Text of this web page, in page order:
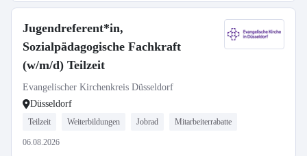
Jugendreferent*in,
Sozialpädagogische Fachkraft
(w/m/d) Teilzeit
Evangelischer Kirchenkreis Düsseldorf
Düsseldorf
Teilzeit Weiterbildungen Jobrad Mitarbeiterrabatte
06.08.2026